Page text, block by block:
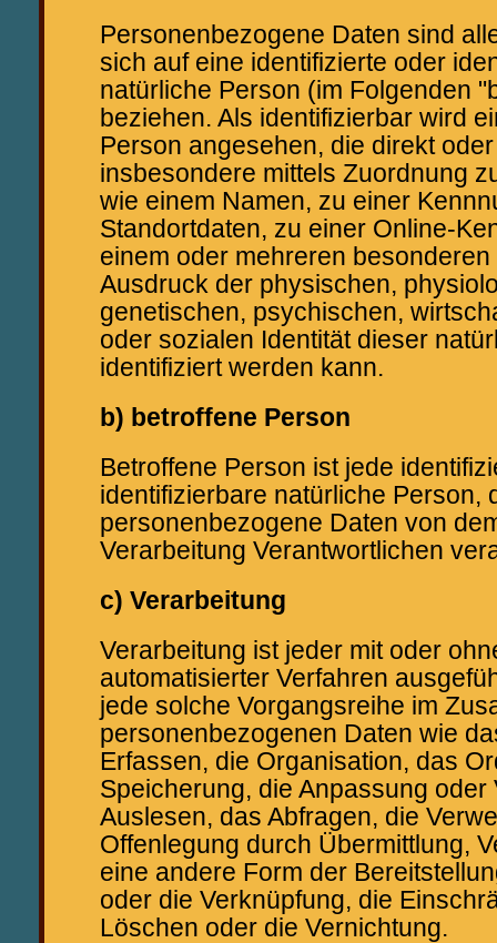
Personenbezogene Daten sind
sich auf eine identifizierte oder
natürliche Person (im Folgenden
beziehen. Als identifizierbar wird
Person angesehen, die direkt
insbesondere mittels Zuordnung
wie einem Namen, zu einer
Standortdaten, zu einer Online-
einem oder mehreren
Ausdruck der physischen,
genetischen, psychischen,
oder sozialen Identität dieser
identifiziert werden kann.
b) betroffene Person
Betroffene Person ist jede
identifizierbare natürliche Person,
personenbezogene Daten von
Verarbeitung Verantwortlichen
c) Verarbeitung
Verarbeitung ist jeder mit oder
automatisierter Verfahren
jede solche Vorgangsreihe im
personenbezogenen Daten wie
Erfassen, die Organisation, das
Speicherung, die Anpassung oder
Auslesen, das Abfragen, die
Offenlegung durch Übermittlung,
eine andere Form der
oder die Verknüpfung, die
Löschen oder die Vernichtung.